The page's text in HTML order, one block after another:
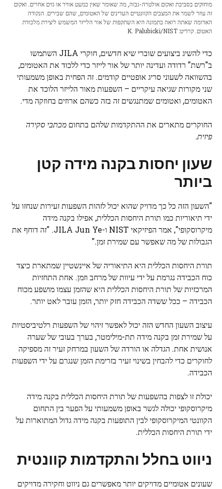
מוחזקים בסביבת ואקום אולטרה-גבוה, מה שאומר שאין כמעט אוויר או גזים אחרים. ואקום
זה עוזר לשמר את המצבים הקוונטיים העדינים של האטומים, שהם שבירים. הנקודה
האדומה שאתה רואה בתמונה היא השתקפות של אור הלייזר המשמש ליצירת מלכודת
האטום. קרדיט: K. Palubicki/NIST
כדי להשיג ביצועים שוברי שיא חדשים, חוקרי JILA השתמשו
ב"רשת" רדודה ועדינה יותר של אור לייזר כדי ללכוד את האטומים,
בהשוואה לשעוני סריג אופטיים קודמים. זה הפחית באופן משמעותי
שני מקורות שגיאה עיקריים – השפעות מאור הלייזר הלוכד את
האטומים, ואטומים שמתנגשים זה בזה כשהם ארוזים בחוזקה מדי.
החוקרים מתארים את ההתקדמות שלהם בתחום מכתבי סקירה
פיזית.
שעון יחסות בקנה מידה קטן
ביותר
"השעון הזה כל כך מדויק שהוא יכול לזהות השפעות זעירות שנחזו על
ידי תיאוריות כמו תורת היחסות הכללית, אפילו בקנה מידה
מיקרוסקופי", אמר הפיזיקאי NIST ו-JILA Jun Ye. "זה דוחף את
הגבולות של מה שאפשר עם שמירת זמן."
תורת היחסות הכללית היא התיאוריה של איינשטיין שמתארת ​​כיצד
כוח הכבידה נגרמת על ידי עיוות של מרחב וזמן. אחת התחזיות
המרכזיות של תורת היחסות הכללית היא שהזמן עצמו מושפע מכוח
הכבידה – ככל ששדה הכבידה חזק יותר, הזמן עובר לאט יותר.
עיצוב השעון החדש הזה יכול לאפשר זיהוי של השפעות רלטיביסטיות
על שמירת זמן בקנה מידה תת-מילימטר, בערך בעובי של שערה
אנושית אחת. הגדלה או הורדה של השעון במרחק זעיר זה מספיקה
לחוקרים כדי להבחין בשינוי זעיר בזרימת הזמן שנגרם על ידי השפעות
הכבידה.
יכולת זו לצפות בהשפעות של תורת היחסות הכללית בקנה מידה
מיקרוסקופי יכולה לגשר באופן משמעותי על הפער בין התחום
הקוונטי המיקרוסקופי לבין התופעות בקנה מידה גדול המתוארות על
ידי תורת היחסות הכללית.
ניווט בחלל והתקדמות קוונטית
שעונים אטומיים מדויקים יותר מאפשרים גם ניווט וחקירה מדויקים